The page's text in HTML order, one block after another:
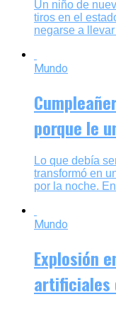
Un niño de
tiros en el
negarse a
Mundo
porque le
Lo que debía
transformó en
por la noche.
Mundo
Explosión
artificiales